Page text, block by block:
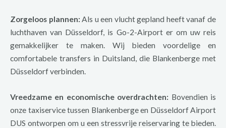
Zorgeloos plannen: Als u een vlucht gepland heeft vanaf de
luchthaven van Düsseldorf, is Go-2-Airport er om uw reis
gemakkelijker te maken. Wij bieden voordelige en
comfortabele transfers in Duitsland, die Blankenberge met
Düsseldorf verbinden.
Vreedzame en economische overdrachten: Bovendien is
onze taxiservice tussen Blankenberge en Düsseldorf Airport
DUS ontworpen om u een stressvrije reiservaring te bieden.